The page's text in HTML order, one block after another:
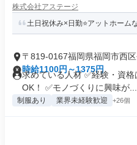
株式会社アステージ
土日祝休み×日勤⭐アットホーム
〒819-0167福岡県福岡市西
時給1100円～1375円
求めている人材 ✅経験・資
OK！ ✅モノづくりに興味が...
制服あり 業界未経験歓迎 +26個